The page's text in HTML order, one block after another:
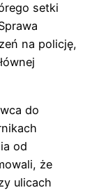
setki
na policję,
do
od
że
ulicach